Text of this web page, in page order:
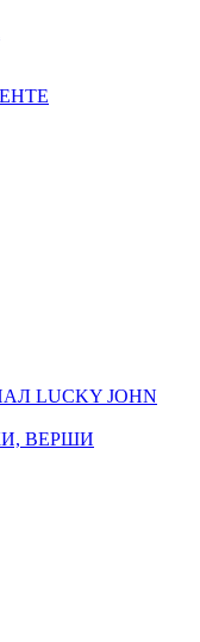
LUCKY JOHN
ВЕРШИ